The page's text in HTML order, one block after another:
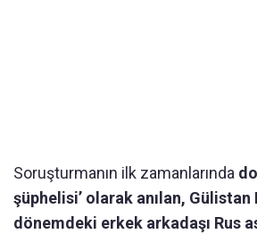
Soruşturmanın ilk zamanlarında
şüphelisi’ olarak anılan, Gülistan
dönemdeki erkek arkadaşı Rus